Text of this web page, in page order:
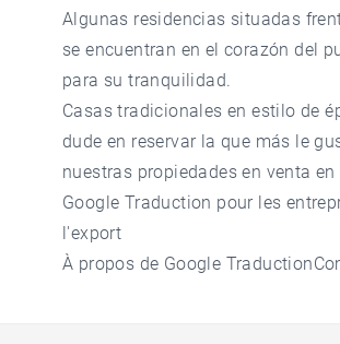
Algunas residencias situadas
se encuentran en el corazón del
para su tranquilidad.
Casas tradicionales en estilo de
dude en reservar la que más le
nuestras propiedades en venta en
Google Traduction pour les
l'export
À propos de Google